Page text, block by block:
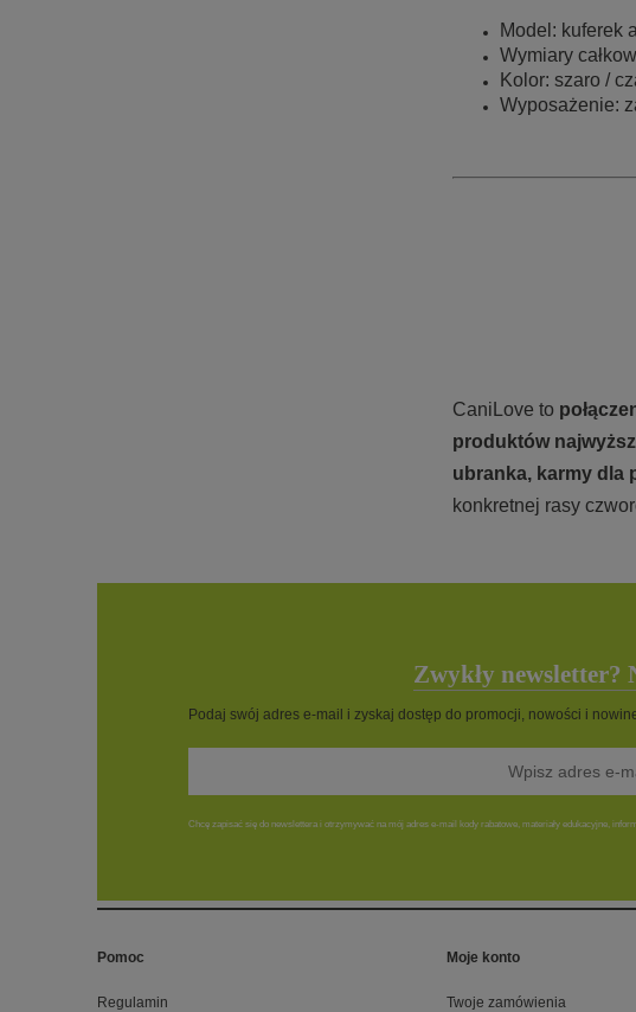
Model: kuferek
Wymiary
Kolor: szaro /
Wyposażenie:
CaniLove to
produktów
ubranka, karmy dla
konkretnej rasy
Zwykły
Podaj swój adres e-mail i zyskaj dostęp do promocji, nowości i
Chcę zapisać się do newslettera i otrzymywać na mój adres e-mail kody rabatowe, materiały edukacyjne,
Pomoc
Regulamin
Moje konto
Twoje zamówienia